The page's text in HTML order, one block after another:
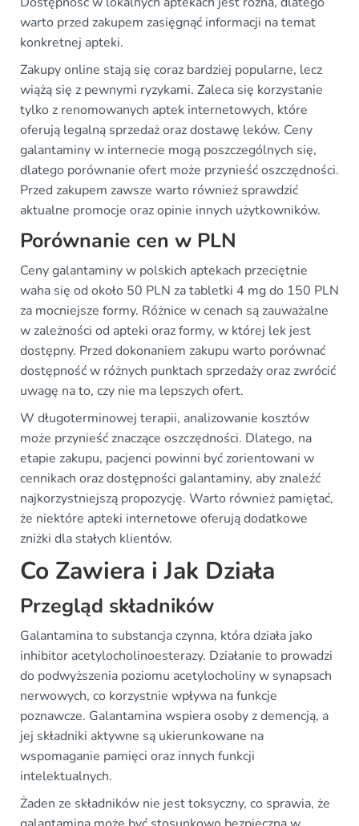
warto przed zakupem zasięgnąć informacji na temat
konkretnej apteki.
Zakupy online stają się coraz bardziej popularne, lecz
wiążą się z pewnymi ryzykami. Zaleca się korzystanie
tylko z renomowanych aptek internetowych, które
oferują legalną sprzedaż oraz dostawę leków. Ceny
galantaminy w internecie mogą poszczególnych się,
dlatego porównanie ofert może przynieść oszczędności.
Przed zakupem zawsze warto również sprawdzić
aktualne promocje oraz opinie innych użytkowników.
Porównanie cen w PLN
Ceny galantaminy w polskich aptekach przeciętnie
waha się od około 50 PLN za tabletki 4 mg do 150 PLN
za mocniejsze formy. Różnice w cenach są zauważalne
w zależności od apteki oraz formy, w której lek jest
dostępny. Przed dokonaniem zakupu warto porównać
dostępność w różnych punktach sprzedaży oraz zwrócić
uwagę na to, czy nie ma lepszych ofert.
W długoterminowej terapii, analizowanie kosztów
może przynieść znaczące oszczędności. Dlatego, na
etapie zakupu, pacjenci powinni być zorientowani w
cennikach oraz dostępności galantaminy, aby znaleźć
najkorzystniejszą propozycję. Warto również pamiętać,
że niektóre apteki internetowe oferują dodatkowe
zniżki dla stałych klientów.
Co Zawiera i Jak Działa
Przegląd składników
Galantamina to substancja czynna, która działa jako
inhibitor acetylocholinoesterazy. Działanie to prowadzi
do podwyższenia poziomu acetylocholiny w synapsach
nerwowych, co korzystnie wpływa na funkcje
poznawcze. Galantamina wspiera osoby z demencją, a
jej składniki aktywne są ukierunkowane na
wspomaganie pamięci oraz innych funkcji
intelektualnych.
Żaden ze składników nie jest toksyczny, co sprawia, że